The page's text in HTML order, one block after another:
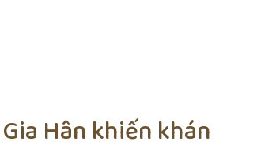
Hân khiến khán